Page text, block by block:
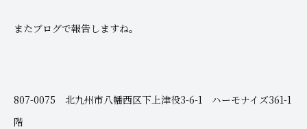
またブログで報告しますね。
807-0075 北九州市八幡西区下上津役3-6-1 ハーモナイズ361-1
階